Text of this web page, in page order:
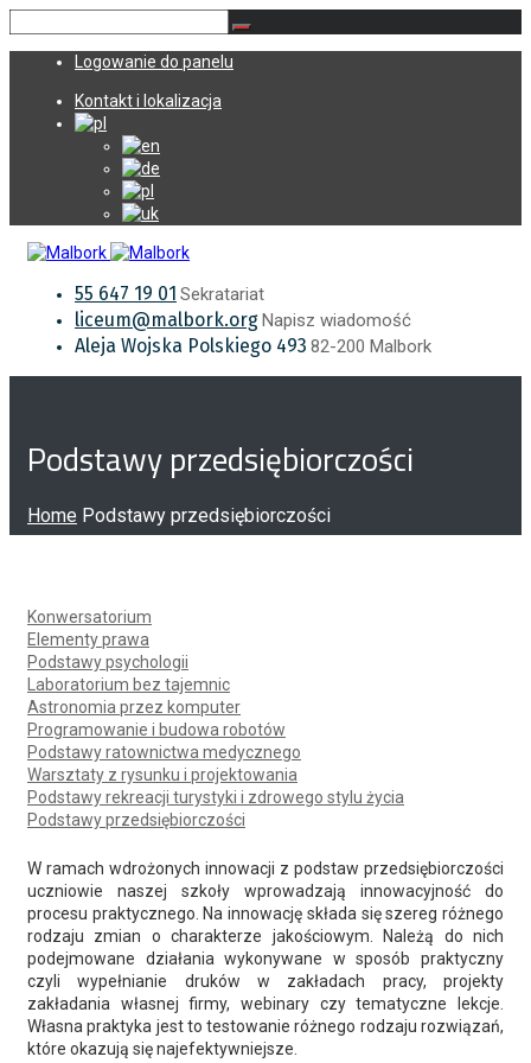
Logowanie do panelu
Kontakt i lokalizacja
55 647 19 01 Sekratariat
liceum@malbork.orgNapisz wiadomość
Aleja Wojska Polskiego 493 82-200 Malbork
Podstawy przedsiębiorczości
Home Podstawy przedsiębiorczości
Konwersatorium
Elementy prawa
Podstawy psychologii
Laboratorium bez tajemnic
Astronomia przez komputer
Programowanie i budowa robotów
Podstawy ratownictwa medycznego
Warsztaty z rysunku i projektowania
Podstawy rekreacji turystyki i zdrowego stylu życia
Podstawy przedsiębiorczości
W ramach wdrożonych innowacji z podstaw przedsiębiorczości
uczniowie naszej szkoły wprowadzają innowacyjność do
procesu praktycznego. Na innowację składa się szereg różnego
rodzaju zmian o charakterze jakościowym. Należą do nich
podejmowane działania wykonywane w sposób praktyczny
czyli wypełnianie druków w zakładach pracy, projekty
zakładania własnej firmy, webinary czy tematyczne lekcje.
Własna praktyka jest to testowanie różnego rodzaju rozwiązań,
które okazują się najefektywniejsze.